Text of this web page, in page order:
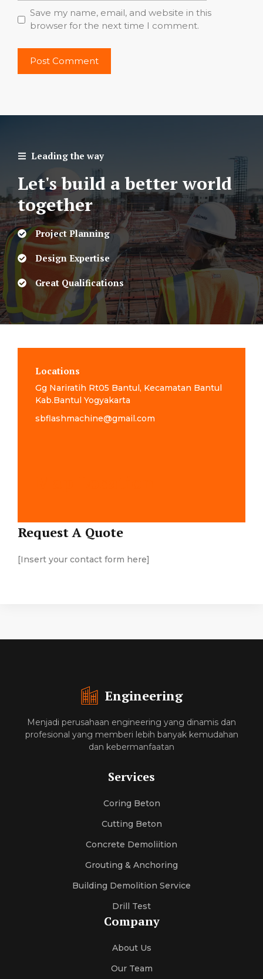
Save my name, email, and website in this
browser for the next time I comment.
Leading the way
Let's build a better world
together
Project Planning
Design Expertise
Great Qualifications
Locations
Gg Nariratih Rt05 Bantul, Kecamatan Bantul
Kab.Bantul Yogyakarta
sbflashmachine@gmail.com
Request A Quote
[Insert your contact form here]
Engineering
Menjadi perusahaan engineering yang dinamis dan
profesional yang memberi lebih banyak kemudahan
dan kebermanfaatan
Services
Coring Beton
Cutting Beton
Concrete Demoliition
Grouting & Anchoring
Building Demolition Service
Drill Test
Company
About Us
Our Team